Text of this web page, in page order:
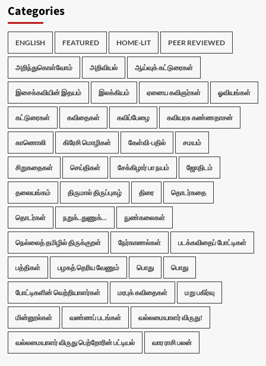
Categories
ENGLISH FEATURED HOME-LIT PEER REVIEWED
அறிந்துகொள்வோம் அறிவியல் ஆய்வுக் கட்டுரைகள்
இசைக்கவியின் இதயம் இலக்கியம் ஏனைய கவிஞர்கள் ஓவியங்கள்
கட்டுரைகள் கவிதைகள் கவிப்பேழை கவியரசு கண்ணதாசன்
காணொலி கிரேசி மொழிகள் கேள்வி-பதில் சமயம்
சிறுகதைகள் செய்திகள் சேக்கிழார் பா நயம் ஜோதிடம்
தலையங்கம் திருமால் திருப்புகழ் திரை தொடர்கதை
தொடர்கள் நறுக்..துணுக்... நுண்கலைகள்
நெல்லைத் தமிழில் திருக்குறள் நேர்காணல்கள் படக்கவிதைப் போட்டிகள்
பத்திகள் பழகத் தெரிய வேணும் பொது பொது
போட்டிகளின் வெற்றியாளர்கள் மரபுக் கவிதைகள் மறு பகிர்வு
மின்னூல்கள் வண்ணப் படங்கள் வல்லமையாளர் விருது!
வல்லமையாளர் விருது பெற்றோரின் பட்டியல் வார ராசி பலன்